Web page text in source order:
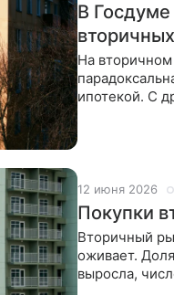
В
На
ипотекой. С
12 июня 2026
Покупки
Вторичный
оживает.
выросла,